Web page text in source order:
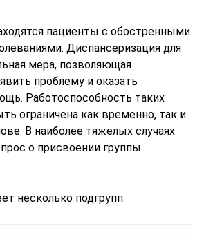
пациенты с обостренными
Диспансеризация для
мера, позволяющая
проблему и оказать
Работоспособность таких
ограничена как временно, так и
В наиболее тяжелых случаях
о присвоении группы
несколько подгрупп: